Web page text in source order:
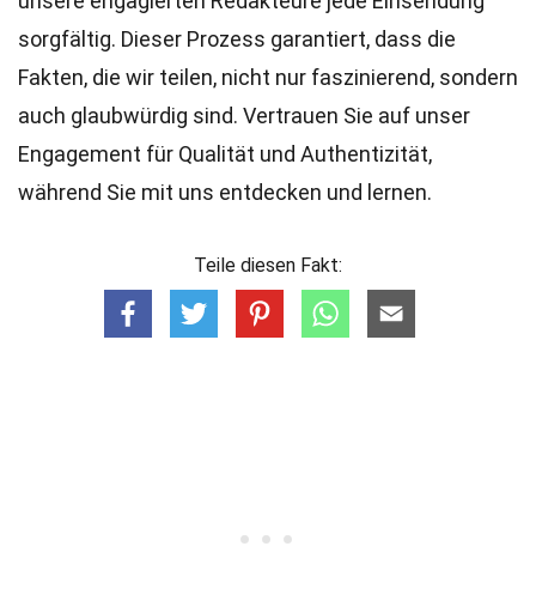
sorgfältig. Dieser Prozess garantiert, dass die
Fakten, die wir teilen, nicht nur faszinierend, sondern
auch glaubwürdig sind. Vertrauen Sie auf unser
Engagement für Qualität und Authentizität,
während Sie mit uns entdecken und lernen.
Teile diesen Fakt: